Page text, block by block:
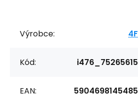
Výrobce: 4F
Kód: i476_75265615
EAN: 5904698145485